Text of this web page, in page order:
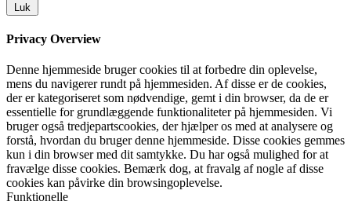
Luk
Privacy Overview
Denne hjemmeside bruger cookies til at forbedre din oplevelse,
mens du navigerer rundt på hjemmesiden. Af disse er de cookies,
der er kategoriseret som nødvendige, gemt i din browser, da de er
essentielle for grundlæggende funktionaliteter på hjemmesiden. Vi
bruger også tredjepartscookies, der hjælper os med at analysere og
forstå, hvordan du bruger denne hjemmeside. Disse cookies gemmes
kun i din browser med dit samtykke. Du har også mulighed for at
fravælge disse cookies. Bemærk dog, at fravalg af nogle af disse
cookies kan påvirke din browsingoplevelse.
Funktionelle